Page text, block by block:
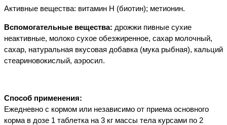
Активные вещества: витамин Н (биотин); метионин.
Вспомогательные вещества: дрожжи пивные сухие
неактивные, молоко сухое обезжиренное, сахар молочный,
сахар, натуральная вкусовая добавка (мука рыбная), кальций
стеариновокислый, аэросил.
Способ применения:
Ежедневно с кормом или независимо от приема основного
корма в дозе 1 таблетка на 3 кг массы тела курсами по 2